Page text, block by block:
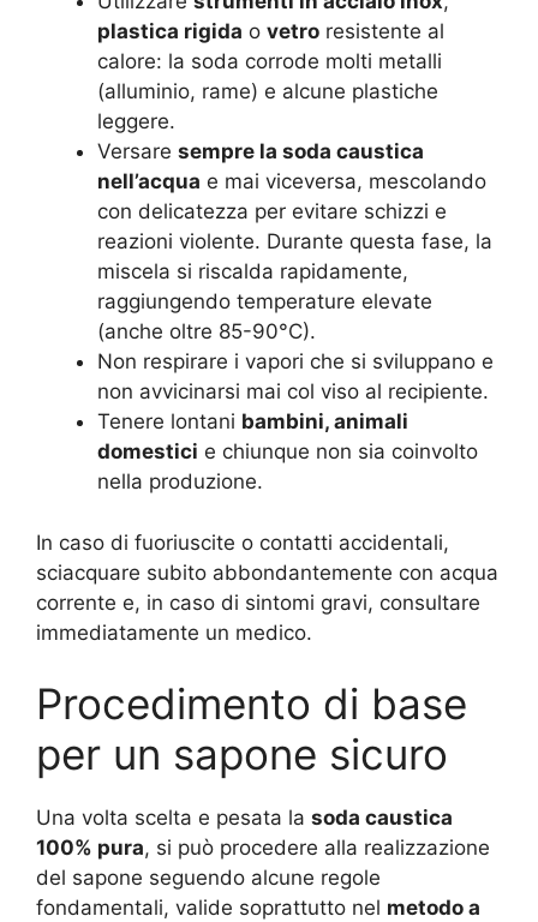
plastica rigida o vetro resistente al
calore: la soda corrode molti metalli
(alluminio, rame) e alcune plastiche
leggere.
Versare sempre la soda caustica
nell’acqua e mai viceversa, mescolando
con delicatezza per evitare schizzi e
reazioni violente. Durante questa fase, la
miscela si riscalda rapidamente,
raggiungendo temperature elevate
(anche oltre 85-90°C).
Non respirare i vapori che si sviluppano e
non avvicinarsi mai col viso al recipiente.
Tenere lontani bambini, animali
domestici e chiunque non sia coinvolto
nella produzione.
In caso di fuoriuscite o contatti accidentali,
sciacquare subito abbondantemente con acqua
corrente e, in caso di sintomi gravi, consultare
immediatamente un medico.
Procedimento di base
per un sapone sicuro
Una volta scelta e pesata la soda caustica
100% pura, si può procedere alla realizzazione
del sapone seguendo alcune regole
fondamentali, valide soprattutto nel metodo a